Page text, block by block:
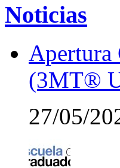
Noticias
Apertura
(3MT®
27/05/